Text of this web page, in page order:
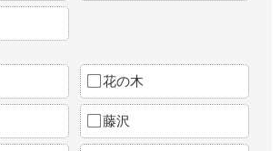
花の木
藤沢